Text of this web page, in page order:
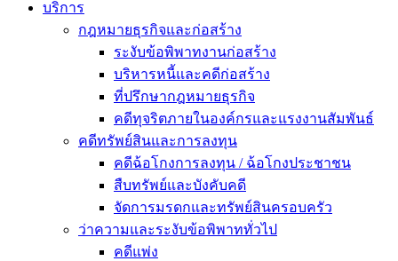
บริการ
กฎหมายธุรกิจและก่อสร้าง
ระงับข้อพิพาทงานก่อสร้าง
บริหารหนี้และคดีก่อสร้าง
ที่ปรึกษากฎหมายธุรกิจ
คดีทุจริตภายในองค์กรและแรงงานสัมพันธ์
คดีทรัพย์สินและการลงทุน
คดีฉ้อโกงการลงทุน / ฉ้อโกงประชาชน
สืบทรัพย์และบังคับคดี
จัดการมรดกและทรัพย์สินครอบครัว
ว่าความและระงับข้อพิพาททั่วไป
คดีแพ่ง